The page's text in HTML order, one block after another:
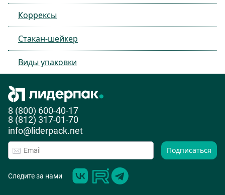
Коррексы
Стакан-шейкер
Виды упаковки
8 (800) 600-40-17
8 (812) 317-01-70
info@liderpack.net
Подписаться
Следите за нами